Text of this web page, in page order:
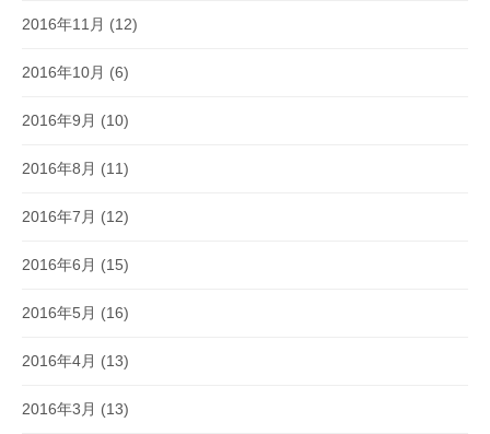
2016年11月 (12)
2016年10月 (6)
2016年9月 (10)
2016年8月 (11)
2016年7月 (12)
2016年6月 (15)
2016年5月 (16)
2016年4月 (13)
2016年3月 (13)